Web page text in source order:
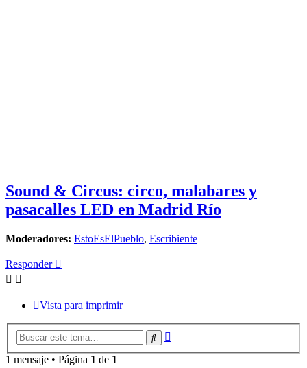
Sound & Circus: circo, malabares y
pasacalles LED en Madrid Río
Moderadores: EstoEsElPueblo, Escribiente
Responder
Vista para imprimir
Buscar
1 mensaje • Página 1 de 1